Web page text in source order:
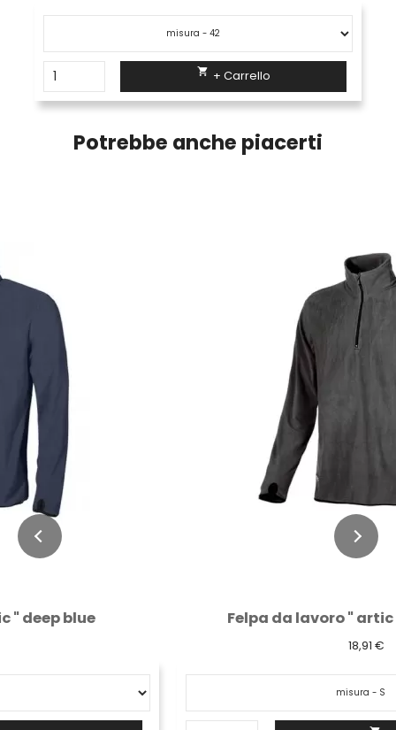
 + Carrello
Potrebbe anche piacerti
Felpa da lavoro " artic " black carbon